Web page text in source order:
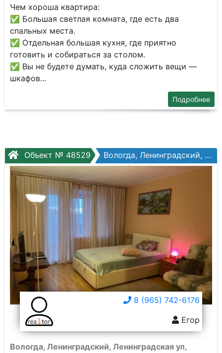
Чeм xороша квартира:
✅ Большая светлая комната, где есть два
спальных места.
✅ Отдельная большая кухня, где приятно
готовить и собираться за столом.
✅ Вы не будете думать, куда сложить вещи —
шкафов...
Подробнее
Объект № 48529 Вологда, Ленинградский, Ленинградская ул, №144
8 (965) 742-6176
Егор
Вологда, Ленинградский, Ленинградская ул,